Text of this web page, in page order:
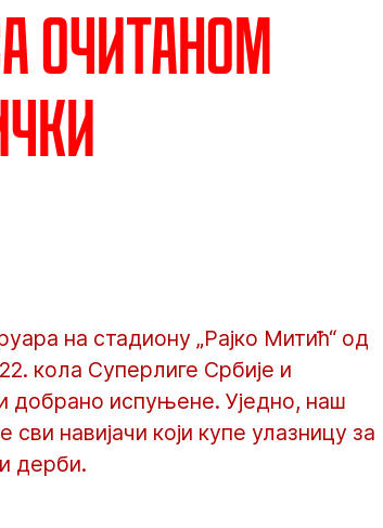
очитаном
на стадиону „Рајко Митић“ од
кола Суперлиге Србије и
добрано испуњене. Уједно, наш
навијачи који купе улазницу за
дерби.